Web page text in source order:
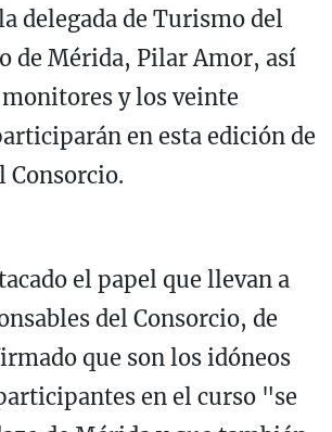
delegada de Turismo del
de Mérida, Pilar Amor, así
y los veinte
en esta edición de
Consorcio.
el papel que llevan a
del Consorcio, de
que son los idóneos
en el curso "se